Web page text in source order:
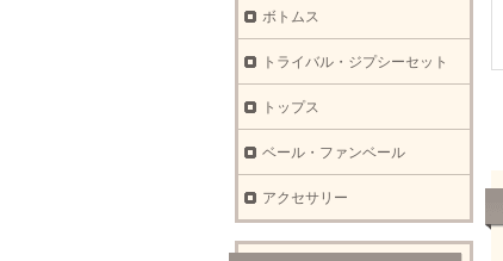
ボトムス
トライバル・ジプシーセット
トップス
ベール・ファンベール
アクセサリー